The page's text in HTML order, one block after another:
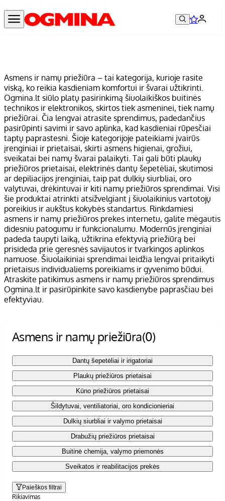
Asmens ir namų priežiūra – tai kategorija, kurioje rasite
viską, ko reikia kasdieniam komfortui ir švarai užtikrinti.
Ogmina.lt siūlo platų pasirinkimą šiuolaikiškos buitinės
technikos ir elektronikos, skirtos tiek asmeninei, tiek namų
priežiūrai. Čia lengvai atrasite sprendimus, padedančius
pasirūpinti savimi ir savo aplinka, kad kasdieniai rūpesčiai
taptų paprastesni. Šioje kategorijoje pateikiami įvairūs
įrenginiai ir prietaisai, skirti asmens higienai, grožiui,
sveikatai bei namų švarai palaikyti. Tai gali būti plaukų
priežiūros prietaisai, elektrinės dantų šepetėliai, skutimosi
ar depiliacijos įrenginiai, taip pat dulkių siurbliai, oro
valytuvai, drėkintuvai ir kiti namų priežiūros sprendimai. Visi
šie produktai atrinkti atsižvelgiant į šiuolaikinius vartotojų
poreikius ir aukštus kokybės standartus. Rinkdamiesi
asmens ir namų priežiūros prekes internetu, galite mėgautis
didesniu patogumu ir funkcionalumu. Modernūs įrenginiai
padeda taupyti laiką, užtikrina efektyvią priežiūrą bei
prisideda prie geresnės savijautos ir tvarkingos aplinkos
namuose. Šiuolaikiniai sprendimai leidžia lengvai pritaikyti
prietaisus individualiems poreikiams ir gyvenimo būdui.
Atraskite patikimus asmens ir namų priežiūros sprendimus
Ogmina.lt ir pasirūpinkite savo kasdienybe paprasčiau bei
efektyviau.
Asmens ir namų priežiūra(0)
Dantų šepetėliai ir irigatoriai
Plaukų priežiūros prietaisai
Kūno priežiūros prietaisai
Šildytuvai, ventiliatoriai, oro kondicionieriai
Dulkių siurbliai ir valymo prietaisai
Drabužių priežiūros prietaisai
Buitinė chemija, valymo priemonės
Sveikatos ir reabilitacijos prekės
Paieškos filtrai
Rikiavimas